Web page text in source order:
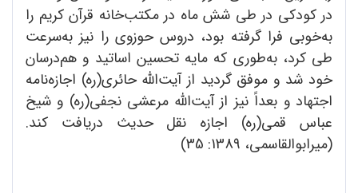
در کودکی در طی شش ماه در مکتب‌خانه قرآن کریم را
به‌خوبی فرا گرفته بود، دروس حوزوی را نیز به‌سرعت
طی کرد، به‌طوری که مایه تحسین اساتید و هم‌درسان
خود شد و موفق گردید از آیت‌الله حائری(ره) اجازه‌نامه
اجتهاد و بعداً نیز از آیت‌الله مرعشی نجفی(ره) و شیخ
عباس قمی(ره) اجازه نقل حدیث دریافت کند.
(میرابوالقاسمی، 1389: 35)